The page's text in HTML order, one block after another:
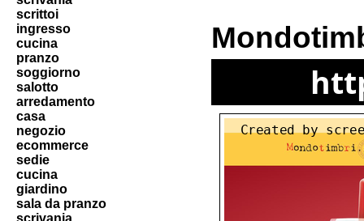
scrittoi
ingresso
cucina
pranzo
soggiorno
salotto
arredamento
casa
negozio
ecommerce
sedie
cucina
giardino
sala da pranzo
scrivania